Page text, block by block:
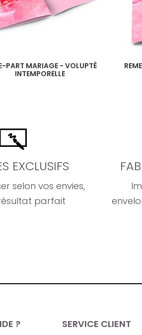
PART MARIAGE - VOLUPTÉ
INTEMPORELLE
EXCLUSIFS
selon vos envies,
parfait
? SERVICE CLIENT